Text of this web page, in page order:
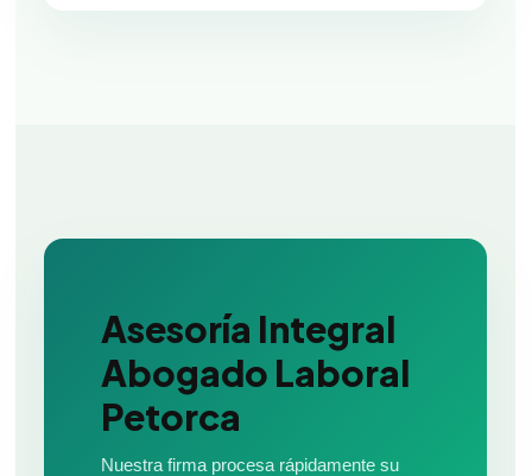
Asesoría Integral
Abogado Laboral
Petorca
Nuestra firma procesa rápidamente su